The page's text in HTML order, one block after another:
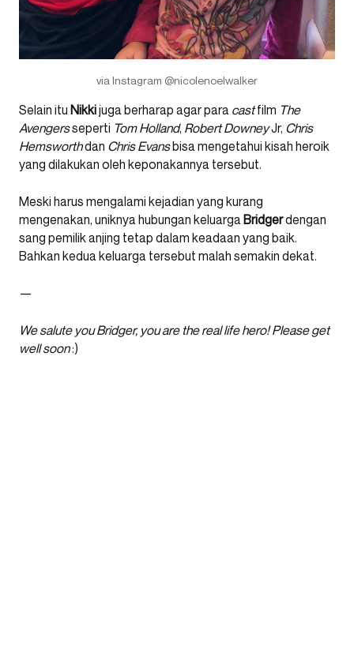
via Instagram @nicolenoelwalker
Selain itu Nikkijuga berharap agar para castfilm The
Avengersseperti Tom Holland, Robert DowneyJr, Chris
Hemsworthdan Chris Evansbisa mengetahui kisah heroik
yang dilakukan oleh keponakannya tersebut.
Meski harus mengalami kejadian yang kurang
mengenakan, uniknya hubungan keluarga Bridgerdengan
sang pemilik anjing tetap dalam keadaan yang baik.
Bahkan kedua keluarga tersebut malah semakin dekat.
—
We salute you Bridger, you are the real life hero! Please get
well soon:)